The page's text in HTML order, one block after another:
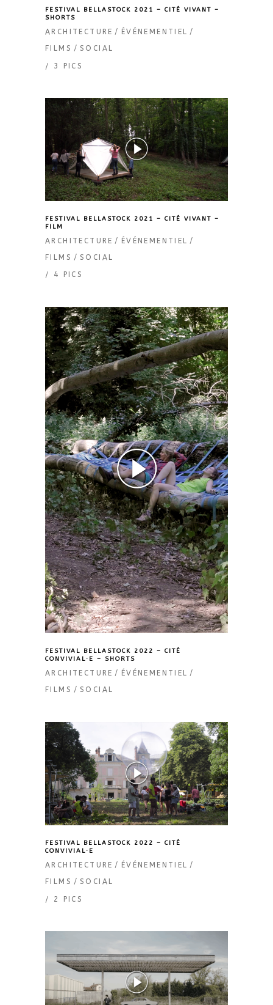
FESTIVAL BELLASTOCK 2021 – CITÉ VIVANT –
SHORTS
ARCHITECTURE
ÉVÉNEMENTIEL
FILMS
SOCIAL
3 PICS
FESTIVAL BELLASTOCK 2021 – CITÉ VIVANT –
FILM
ARCHITECTURE
ÉVÉNEMENTIEL
FILMS
SOCIAL
4 PICS
FESTIVAL BELLASTOCK 2022 – CITÉ
CONVIVIAL·E – SHORTS
ARCHITECTURE
ÉVÉNEMENTIEL
FILMS
SOCIAL
FESTIVAL BELLASTOCK 2022 – CITÉ
CONVIVIAL·E
ARCHITECTURE
ÉVÉNEMENTIEL
FILMS
SOCIAL
2 PICS